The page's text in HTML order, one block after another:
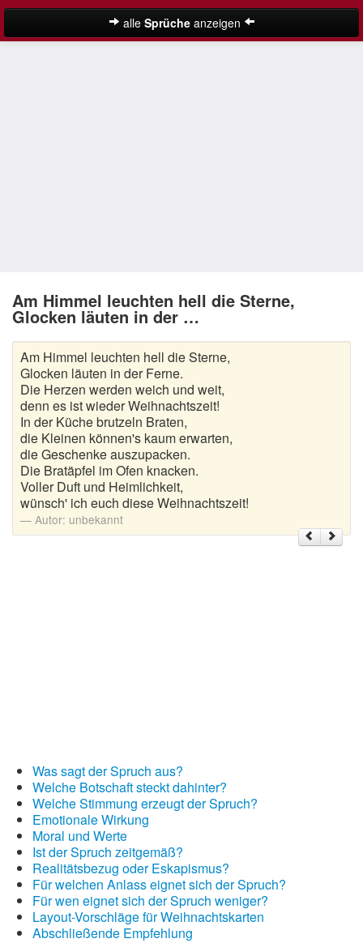
alle Sprücheanzeigen
Nikolaus Sprüche
Schöne Weihnachtssprüche
Weihnachtsgedichte
Weihnachtsgrüße
Weihnachtssprüche für Karten
Weihnachtssprüche für Kinder
Weihnachtssprüche geschäftlich
Weihnachtswünsche
Am Himmel leuchten hell die Sterne,
Glocken läuten in der …
Am Himmel leuchten hell die Sterne,
Glocken läuten in der Ferne.
Die Herzen werden weich und weit,
denn es ist wieder Weihnachtszeit!
In der Küche brutzeln Braten,
die Kleinen können's kaum erwarten,
die Geschenke auszupacken.
Die Bratäpfel im Ofen knacken.
Voller Duft und Heimlichkeit,
wünsch' ich euch diese Weihnachtszeit!
Autor: unbekannt
Was sagt der Spruch aus?
Welche Botschaft steckt dahinter?
Welche Stimmung erzeugt der Spruch?
Emotionale Wirkung
Moral und Werte
Ist der Spruch zeitgemäß?
Realitätsbezug oder Eskapismus?
Für welchen Anlass eignet sich der Spruch?
Für wen eignet sich der Spruch weniger?
Layout-Vorschläge für Weihnachtskarten
Abschließende Empfehlung